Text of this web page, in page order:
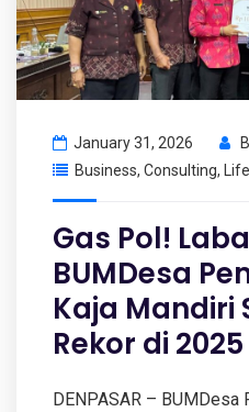
January 31, 2026
Business, Consulting,
Gas Pol!
BUMDesa
Kaja Mandiri
Rekor di 2025
DENPASAR – BUMDesa